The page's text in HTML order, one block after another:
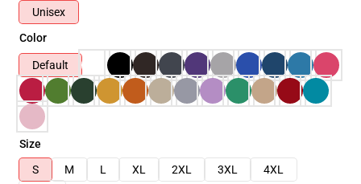
Unisex
Color
Default
Size
S
M L XL 2XL 3XL
4XL